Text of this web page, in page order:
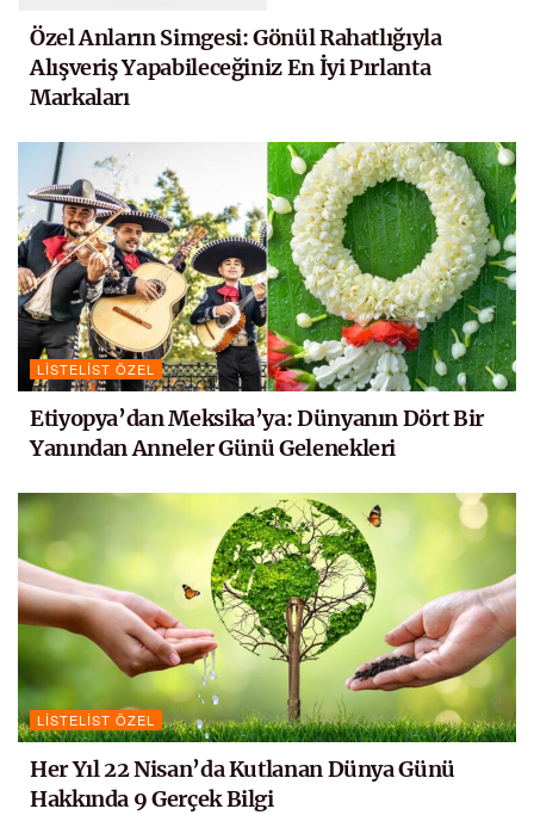
Özel Anların Simgesi: Gönül Rahatlığıyla
Alışveriş Yapabileceğiniz En İyi Pırlanta
Markaları
LISTELIST ÖZEL
Etiyopya’dan Meksika’ya: Dünyanın Dört Bir
Yanından Anneler Günü Gelenekleri
LISTELIST ÖZEL
Her Yıl 22 Nisan’da Kutlanan Dünya Günü
Hakkında 9 Gerçek Bilgi